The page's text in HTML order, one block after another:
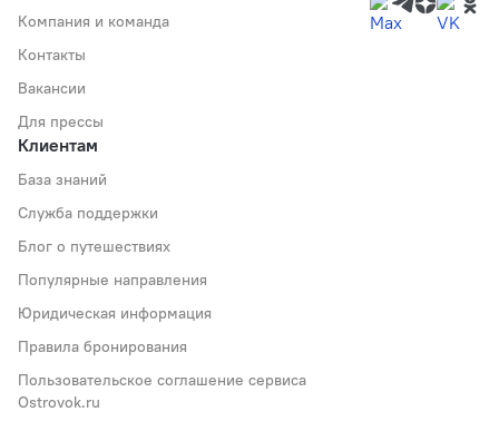
Компания и команда
Контакты
Вакансии
Для прессы
Клиентам
База знаний
Служба поддержки
Блог о путешествиях
Популярные направления
Юридическая информация
Правила бронирования
Пользовательское соглашение сервиса
Ostrovok.ru